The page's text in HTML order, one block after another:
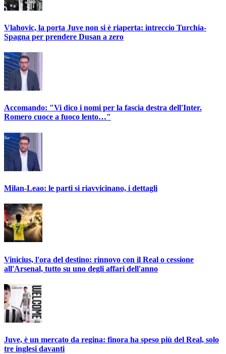
Vlahovic, la porta Juve non si è riaperta: intreccio Turchia-
Spagna per prendere Dusan a zero
Accomando: "Vi dico i nomi per la fascia destra dell'Inter.
Romero cuoce a fuoco lento…"
Milan-Leao: le parti si riavvicinano, i dettagli
Vinicius, l'ora del destino: rinnovo con il Real o cessione
all'Arsenal, tutto su uno degli affari dell'anno
Juve, è un mercato da regina: finora ha speso più del Real, solo
tre inglesi davanti